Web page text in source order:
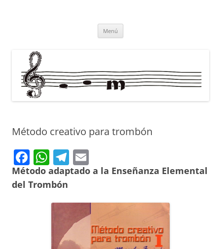
Menú
Método creativo para trombón
F
a
c
W
h
at
s
p
T
el
gr
a
m
m
l
Método adaptado a la Enseñanza Elemental
del Trombón